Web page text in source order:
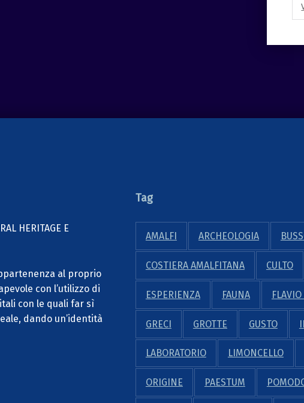
HERITAGE E
al proprio
con l’utilizzo di
con le quali far sì
dando un’identità
Tag
AMALFI ARCHEOLOGIA
COSTIERA AMALFITANA CULTO
ESPERIENZA FAUNA
GRECI GROTTE GUSTO
LABORATORIO LIMONCELLO
ORIGINE PAESTUM